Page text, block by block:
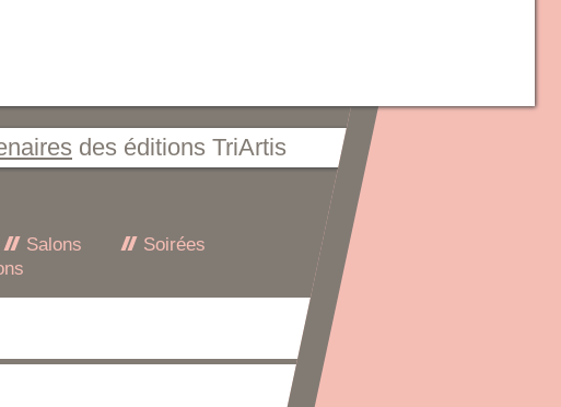
des éditions TriArtis
Salons
Soirées